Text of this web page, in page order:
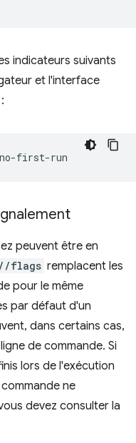
indicateurs suivants
et l'interface
peuvent être en
flags remplacent les
pour le même
par défaut d'un
dans certains cas,
de commande. Si
lors de l'exécution
ne
devez consulter la